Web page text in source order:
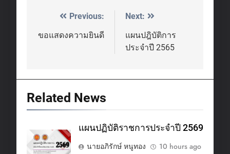
Post
navigation
Previous:
ขอแสดงความยินดี
Next:
แผนปฎิบัติการ
ประจำปี 2565
Related News
แผนปฏิบัติราชการประจำปี 2569
นายอภิรักษ์ หนูทอง
10 hours ago